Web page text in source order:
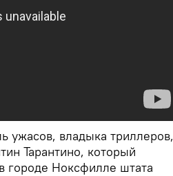
ужасов, владыка триллеров,
Тарантино, который
городе Ноксфилле штата